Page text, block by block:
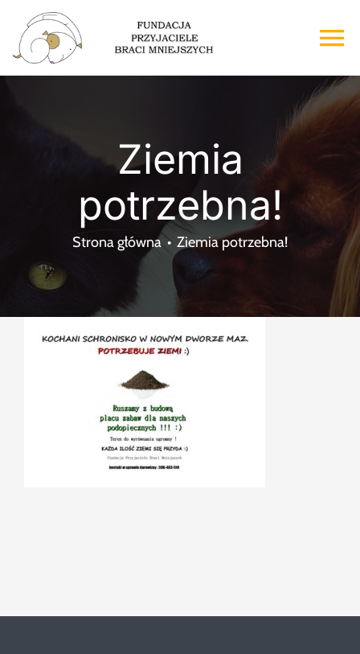
Przejdź
zawartości
Wsparcie
Kontakt
Ziemia
potrzebna!
Strona główna Ziemia potrzebna!